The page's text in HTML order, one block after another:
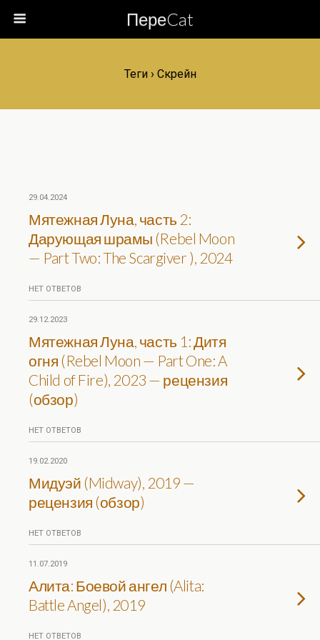
ПереCat
Теги › Скрейн
29.04.2024
Мятежная Луна, часть 2:
Дарующая шрамы (Rebel Moon
— Part Two: The Scargiver ), 2024
НЕТ ОТВЕТОВ
29.12.2023
Мятежная Луна, часть 1: Дитя
огня (Rebel Moon — Part One: A
Child of Fire), 2023 — рецензия
(обзор)
НЕТ ОТВЕТОВ
19.02.2020
Мидуэй (Midway), 2019 —
рецензия (обзор)
НЕТ ОТВЕТОВ
11.07.2019
Алита: Боевой ангел (Alita:
Battle Angel), 2019
НЕТ ОТВЕТОВ